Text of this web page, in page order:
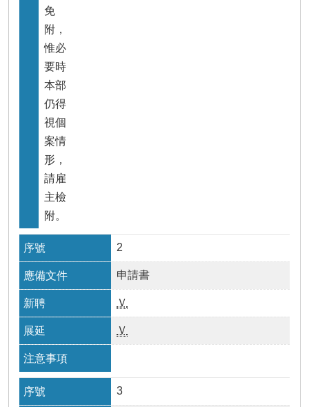
免
附，
惟必
要時
本部
仍得
視個
案情
形，
請雇
主檢
附。
2
申請書
Ｖ
Ｖ
3